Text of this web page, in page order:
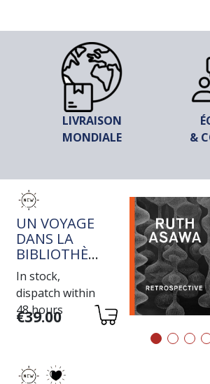
LIVRAISON
MONDIALE
&
TITRE
UN VOYAGE
DANS LA
BIBLIOTHÈQUE
DE JEAN-
MICHEL
COULON
In stock,
dispatch within
48 hours
Variations
€39.00